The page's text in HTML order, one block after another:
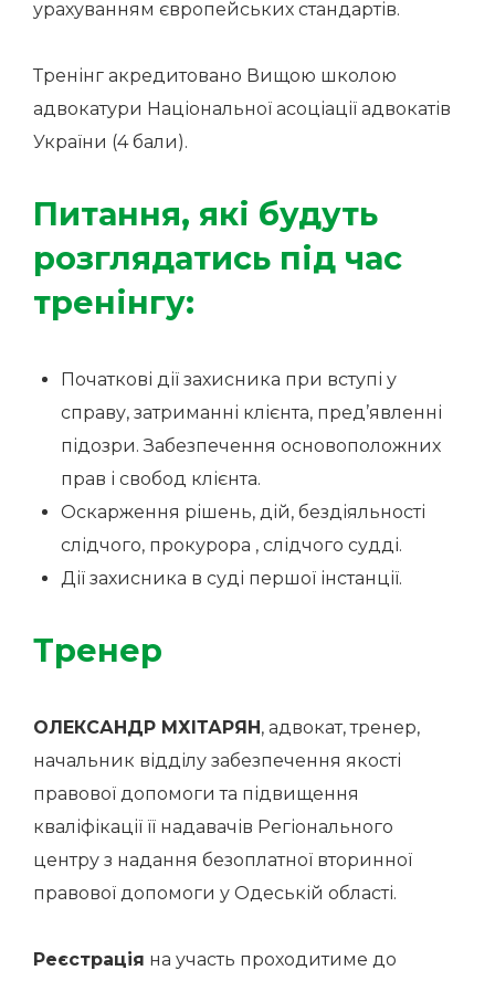
урахуванням європейських стандартів.
Тренінг акредитовано Вищою школою
адвокатури Національної асоціації адвокатів
України (4 бали).
Питання, які будуть
розглядатись під час
тренінгу:
Початкові дії захисника при вступі у
справу, затриманні клієнта, пред’явленні
підозри. Забезпечення основоположних
прав і свобод клієнта.
Оскарження рішень, дій, бездіяльності
слідчого, прокурора , слідчого судді.
Дії захисника в суді першої інстанції.
Тренер
OЛЕКСАНДР МХІТАРЯН, адвокат, тренер,
начальник відділу забезпечення якості
правової допомоги та підвищення
кваліфікації її надавачів Регіонального
центру з надання безоплатної вторинної
правової допомоги у Одеській області.
Реєстрація на участь проходитиме до